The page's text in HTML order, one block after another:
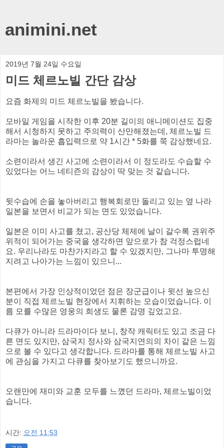
animini.net
2019년 7월 24일 수요일
미드 체르노빌 간단 감상
요즘 화제의 미드 체르노빌을 봤습니다.
모바일 게임을 시작한 이후 20분 길이의 애니메이션도 집중
해서 시청하지 못하고 주의력이 산만해졌는데, 체르노빌 드
라마는 놀라운 흡입력으로 약 1시간 * 5화를 쭉 감상했네요.
소련이라서 생긴 사고에 소련이라서 이 정도라도 수습할 수
있었다는 어느 네티즌의 감상이 딱 맞는 것 같습니다.
뒷수습에 손을 놓아버리고 행복회로만 돌리고 있는 옆 나라
일본을 보면서 비교가 되는 면도 있었습니다.
일본은 이미 사고를 쳤고, 공산당 체제에 날이 갈수록 권위주
위적이 되어가는 중국을 생각하면 앞으로가 참 걱정스럽네
요. 우리나라도 마찬가지라고 할 수 있겠지만, 그나마 투명해
지려고 나아가는 느낌이 있으니...
본편에서 가장 인상적이었던 점은 장군급이나 윗선 높으신
분이 직접 체르노빌 현장에서 지휘하는 모습이었습니다. 이
름 모를 수많은 영웅의 희생도 물론 감명 깊었고요.
다큐가 아니라 드라마이다 보니, 창작 캐릭터도 있고 조금 다
른 면도 있지만, 삼국지 정사와 삼국지연의의 차이 같은 느낌
으로 볼 수 있다고 생각합니다. 드라마를 통해 체르노빌 사고
에 관심을 가지고 다큐를 찾아보기도 했으니까요.
오랜만에 재미와 교훈 모두를 느꼈던 드라마, 체르노빌이었
습니다.
시간: 오전 11:53